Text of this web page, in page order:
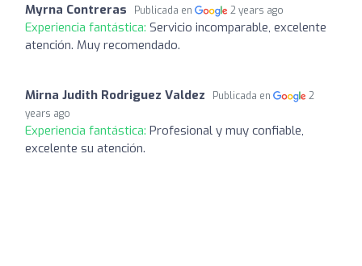
Myrna Contreras Publicada en 2 years ago
Experiencia fantástica: Servicio incomparable, excelente
atención. Muy recomendado.
Mirna Judith Rodriguez Valdez Publicada en
2
years ago
Experiencia fantástica: Profesional y muy confiable,
excelente su atención.